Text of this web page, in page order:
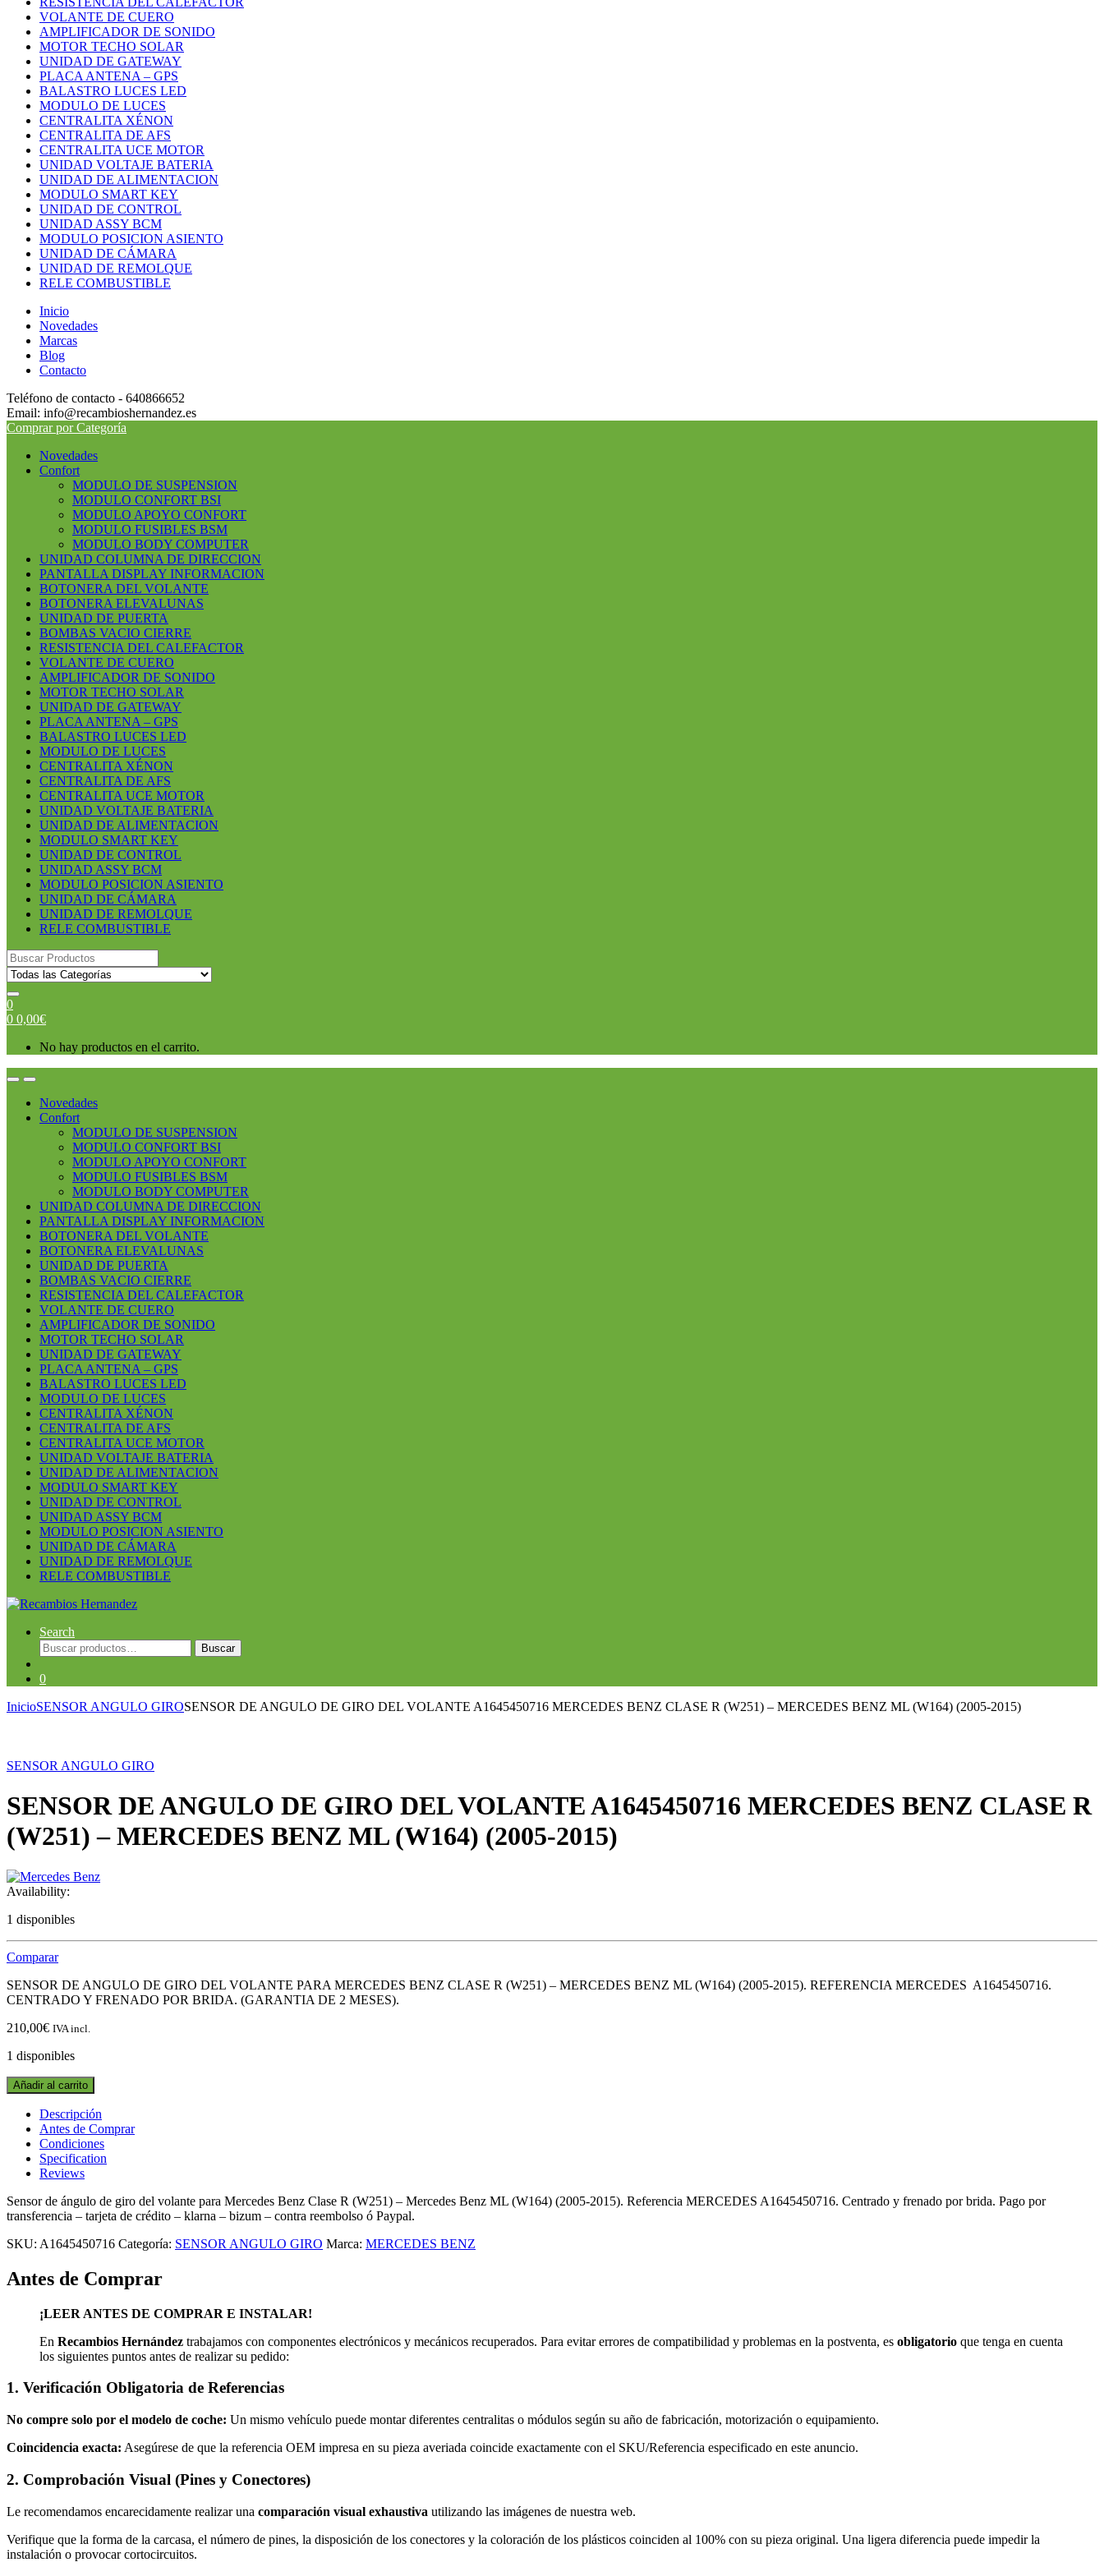
VOLANTE DE CUERO
AMPLIFICADOR DE SONIDO
MOTOR TECHO SOLAR
UNIDAD DE GATEWAY
PLACA ANTENA – GPS
BALASTRO LUCES LED
MODULO DE LUCES
CENTRALITA XÉNON
CENTRALITA DE AFS
CENTRALITA UCE MOTOR
UNIDAD VOLTAJE BATERIA
UNIDAD DE ALIMENTACION
MODULO SMART KEY
UNIDAD DE CONTROL
UNIDAD ASSY BCM
MODULO POSICION ASIENTO
UNIDAD DE CÁMARA
UNIDAD DE REMOLQUE
RELE COMBUSTIBLE
Inicio
Novedades
Marcas
Blog
Contacto
Teléfono de contacto - 640866652
Email: info@recambioshernandez.es
Comprar por Categoría
Novedades
Confort
MODULO DE SUSPENSION
MODULO CONFORT BSI
MODULO APOYO CONFORT
MODULO FUSIBLES BSM
MODULO BODY COMPUTER
UNIDAD COLUMNA DE DIRECCION
PANTALLA DISPLAY INFORMACION
BOTONERA DEL VOLANTE
BOTONERA ELEVALUNAS
UNIDAD DE PUERTA
BOMBAS VACIO CIERRE
RESISTENCIA DEL CALEFACTOR
VOLANTE DE CUERO
AMPLIFICADOR DE SONIDO
MOTOR TECHO SOLAR
UNIDAD DE GATEWAY
PLACA ANTENA – GPS
BALASTRO LUCES LED
MODULO DE LUCES
CENTRALITA XÉNON
CENTRALITA DE AFS
CENTRALITA UCE MOTOR
UNIDAD VOLTAJE BATERIA
UNIDAD DE ALIMENTACION
MODULO SMART KEY
UNIDAD DE CONTROL
UNIDAD ASSY BCM
MODULO POSICION ASIENTO
UNIDAD DE CÁMARA
UNIDAD DE REMOLQUE
RELE COMBUSTIBLE
Search
for:
0
0 0,00€
No hay productos en el carrito.
OpenClose
Novedades
Confort
MODULO DE SUSPENSION
MODULO CONFORT BSI
MODULO APOYO CONFORT
MODULO FUSIBLES BSM
MODULO BODY COMPUTER
UNIDAD COLUMNA DE DIRECCION
PANTALLA DISPLAY INFORMACION
BOTONERA DEL VOLANTE
BOTONERA ELEVALUNAS
UNIDAD DE PUERTA
BOMBAS VACIO CIERRE
RESISTENCIA DEL CALEFACTOR
VOLANTE DE CUERO
AMPLIFICADOR DE SONIDO
MOTOR TECHO SOLAR
UNIDAD DE GATEWAY
PLACA ANTENA – GPS
BALASTRO LUCES LED
MODULO DE LUCES
CENTRALITA XÉNON
CENTRALITA DE AFS
CENTRALITA UCE MOTOR
UNIDAD VOLTAJE BATERIA
UNIDAD DE ALIMENTACION
MODULO SMART KEY
UNIDAD DE CONTROL
UNIDAD ASSY BCM
MODULO POSICION ASIENTO
UNIDAD DE CÁMARA
UNIDAD DE REMOLQUE
RELE COMBUSTIBLE
Search
Buscar
por:
Buscar
0
InicioSENSOR ANGULO GIROSENSOR DE ANGULO DE GIRO DEL VOLANTE A1645450716 MERCEDES BENZ CLASE R (W251) – MERCEDES BENZ ML (W164) (2005-2015)
SENSOR ANGULO GIRO
SENSOR DE ANGULO DE GIRO DEL VOLANTE A1645450716 MERCEDES BENZ CLASE R
(W251) – MERCEDES BENZ ML (W164) (2005-2015)
Availability:
1 disponibles
Comparar
SENSOR DE ANGULO DE GIRO DEL VOLANTE PARA MERCEDES BENZ CLASE R (W251) – MERCEDES BENZ ML (W164) (2005-2015). REFERENCIA MERCEDES A1645450716.
CENTRADO Y FRENADO POR BRIDA. (GARANTIA DE 2 MESES).
210,00€ IVA incl.
1 disponibles
SENSOR
DE
ANGULO
GIRO
DEL
VOLANTE
MERCEDES
BENZ
R
MERCEDES
(W164)
(2005-
quantity
Añadir al carrito
Descripción
Antes de Comprar
Condiciones
Specification
Reviews
Sensor de ángulo de giro del volante para Mercedes Benz Clase R (W251) – Mercedes Benz ML (W164) (2005-2015). Referencia MERCEDES A1645450716. Centrado y frenado por brida. Pago por
transferencia – tarjeta de crédito – klarna – bizum – contra reembolso ó Paypal.
SKU: A1645450716 Categoría: SENSOR ANGULO GIRO Marca: MERCEDES BENZ
Antes de Comprar
¡LEER ANTES DE COMPRAR E INSTALAR!
En Recambios Hernández trabajamos con componentes electrónicos y mecánicos recuperados. Para evitar errores de compatibilidad y problemas en la postventa, es obligatorio que tenga en cuenta
los siguientes puntos antes de realizar su pedido:
1. Verificación Obligatoria de Referencias
No compre solo por el modelo de coche: Un mismo vehículo puede montar diferentes centralitas o módulos según su año de fabricación, motorización o equipamiento.
Coincidencia exacta: Asegúrese de que la referencia OEM impresa en su pieza averiada coincide exactamente con el SKU/Referencia especificado en este anuncio.
2. Comprobación Visual (Pines y Conectores)
Le recomendamos encarecidamente realizar una comparación visual exhaustiva utilizando las imágenes de nuestra web.
Verifique que la forma de la carcasa, el número de pines, la disposición de los conectores y la coloración de los plásticos coinciden al 100% con su pieza original. Una ligera diferencia puede impedir la
instalación o provocar cortocircuitos.